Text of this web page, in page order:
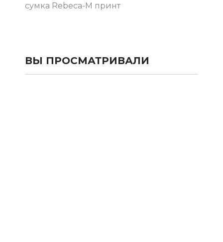
сумка Rebeca-M принт
ВЫ ПРОСМАТРИВАЛИ